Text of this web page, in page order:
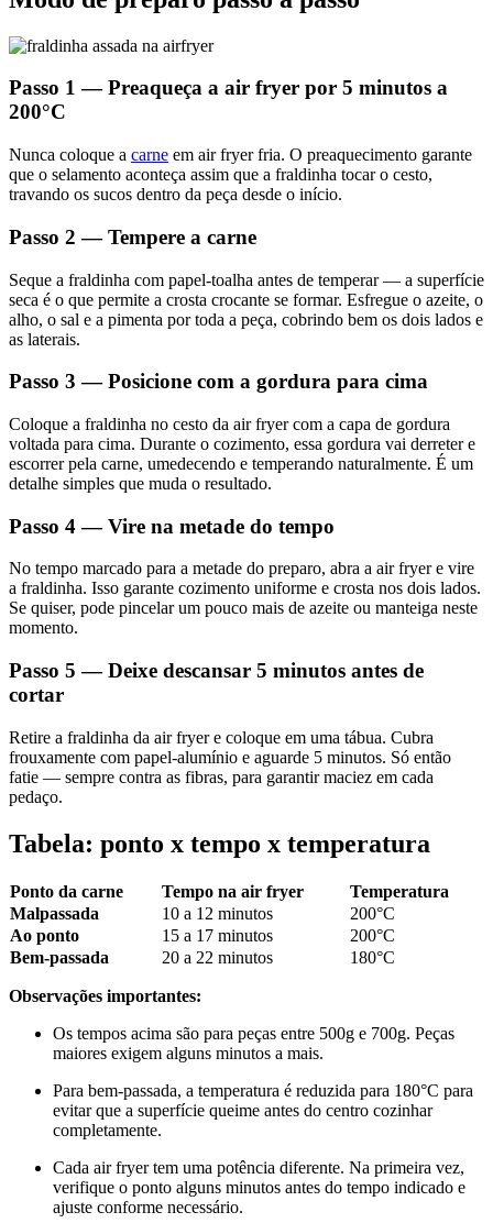
Passo 1 — Preaqueça a air fryer por 5 minutos a
200°C
Nunca coloque a carne em air fryer fria. O preaquecimento garante
que o selamento aconteça assim que a fraldinha tocar o cesto,
travando os sucos dentro da peça desde o início.
Passo 2 — Tempere a carne
Seque a fraldinha com papel-toalha antes de temperar — a superfície
seca é o que permite a crosta crocante se formar. Esfregue o azeite, o
alho, o sal e a pimenta por toda a peça, cobrindo bem os dois lados e
as laterais.
Passo 3 — Posicione com a gordura para cima
Coloque a fraldinha no cesto da air fryer com a capa de gordura
voltada para cima. Durante o cozimento, essa gordura vai derreter e
escorrer pela carne, umedecendo e temperando naturalmente. É um
detalhe simples que muda o resultado.
Passo 4 — Vire na metade do tempo
No tempo marcado para a metade do preparo, abra a air fryer e vire
a fraldinha. Isso garante cozimento uniforme e crosta nos dois lados.
Se quiser, pode pincelar um pouco mais de azeite ou manteiga neste
momento.
Passo 5 — Deixe descansar 5 minutos antes de
cortar
Retire a fraldinha da air fryer e coloque em uma tábua. Cubra
frouxamente com papel-alumínio e aguarde 5 minutos. Só então
fatie — sempre contra as fibras, para garantir maciez em cada
pedaço.
Tabela: ponto x tempo x temperatura
Ponto da carne Tempo na air fryer
Temperatura
Malpassada
10 a 12 minutos
200°C
Ao ponto
15 a 17 minutos
200°C
Bem-passada
20 a 22 minutos 180°C
Observações importantes:
Os tempos acima são para peças entre 500g e 700g. Peças
maiores exigem alguns minutos a mais.
Para bem-passada, a temperatura é reduzida para 180°C para
evitar que a superfície queime antes do centro cozinhar
completamente.
Cada air fryer tem uma potência diferente. Na primeira vez,
verifique o ponto alguns minutos antes do tempo indicado e
ajuste conforme necessário.